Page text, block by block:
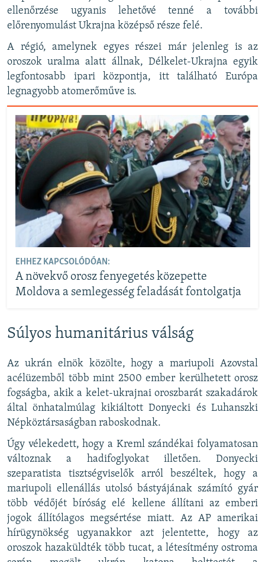
ellenőrzése ugyanis lehetővé tenné a további
előrenyomulást Ukrajna középső része felé.
A régió, amelynek egyes részei már jelenleg is az
oroszok uralma alatt állnak, Délkelet-Ukrajna egyik
legfontosabb ipari központja, itt található Európa
legnagyobb atomerőműve is.
EHHEZ KAPCSOLÓDÓAN:
A növekvő orosz fenyegetés közepette
Moldova a semlegesség feladását fontolgatja
Súlyos humanitárius válság
Az ukrán elnök közölte, hogy a mariupoli Azovstal
acélüzemből több mint 2500 ember kerülhetett orosz
fogságba, akik a kelet-ukrajnai oroszbarát szakadárok
által önhatalmúlag kikiáltott Donyecki és Luhanszki
Népköztársaságban raboskodnak.
Úgy vélekedett, hogy a Kreml szándékai folyamatosan
változnak a hadifoglyokat illetően. Donyecki
szeparatista tisztségviselők arról beszéltek, hogy a
mariupoli ellenállás utolsó bástyájának számító gyár
több védőjét bíróság elé kellene állítani az emberi
jogok állítólagos megsértése miatt. Az AP amerikai
hírügynökség ugyanakkor azt jelentette, hogy az
oroszok hazaküldték több tucat, a létesítmény ostroma